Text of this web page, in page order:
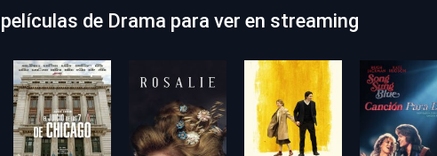
de Drama para ver en streaming